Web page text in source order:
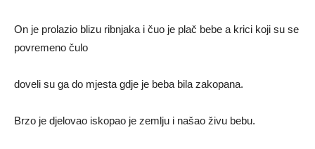
On je prolazio blizu ribnjaka i čuo je plač bebe a krici koji su se
povremeno čulo
doveli su ga do mjesta gdje je beba bila zakopana.
Brzo je djelovao iskopao je zemlju i našao živu bebu.